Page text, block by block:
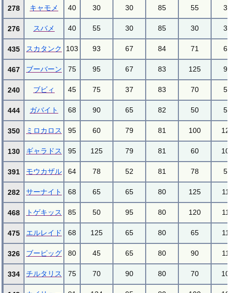
278 キャモメ 40 30 30 85 55
276 スバメ 40 55 30 85 30
435 スカタンク 103 93 67 84 71
467 ブーバーン 75 95 67 83 125
240 ブビィ 45 75 37 83 70
444 ガバイト 68 90 65 82 50
350 ミロカロス 95 60 79 81 100
130 ギャラドス 95 125 79 81 60
391 モウカザル 64 78 52 81 78
282 サーナイト 68 65 65 80 125
468 トゲキッス 85 50 95 80 120
475 エルレイド 68 125 65 80 65
326 ブーピッグ 80 45 65 80 90
334 チルタリス 75 70 90 80 70